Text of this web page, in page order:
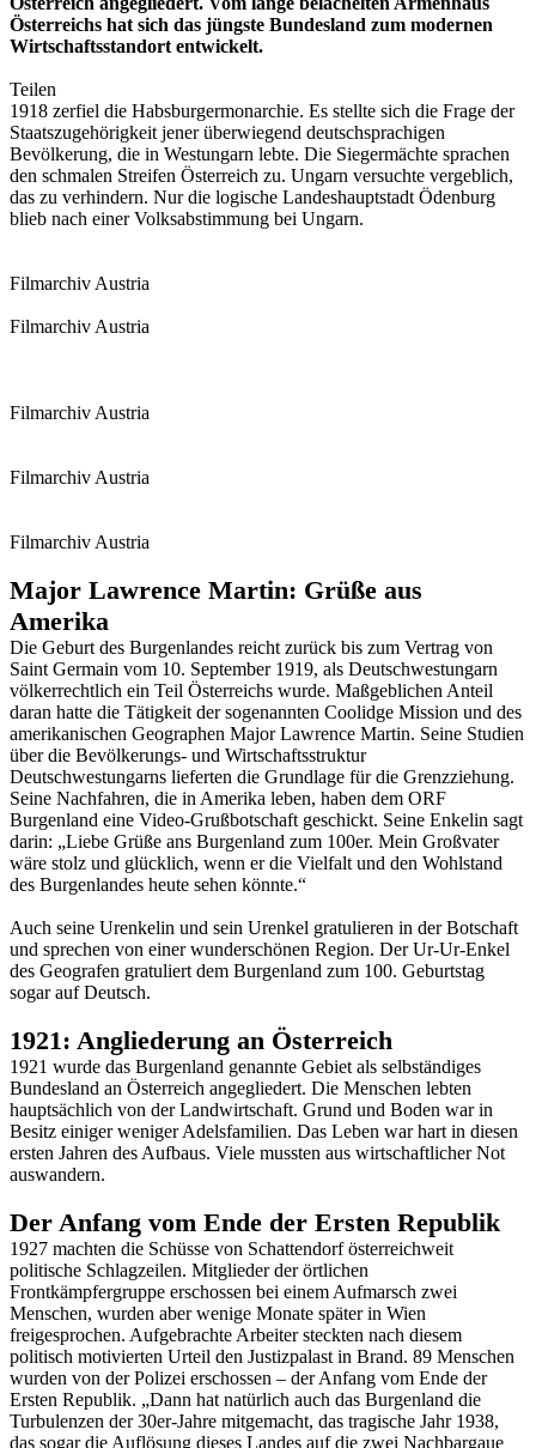
Österreichs hat sich das jüngste Bundesland zum modernen
Wirtschaftsstandort entwickelt.
Teilen
1918 zerfiel die Habsburgermonarchie. Es stellte sich die Frage der
Staatszugehörigkeit jener überwiegend deutschsprachigen
Bevölkerung, die in Westungarn lebte. Die Siegermächte sprachen
den schmalen Streifen Österreich zu. Ungarn versuchte vergeblich,
das zu verhindern. Nur die logische Landeshauptstadt Ödenburg
blieb nach einer Volksabstimmung bei Ungarn.
Filmarchiv Austria
Filmarchiv Austria
Filmarchiv Austria
Filmarchiv Austria
Filmarchiv Austria
Major Lawrence Martin: Grüße aus
Amerika
Die Geburt des Burgenlandes reicht zurück bis zum Vertrag von
Saint Germain vom 10. September 1919, als Deutschwestungarn
völkerrechtlich ein Teil Österreichs wurde. Maßgeblichen Anteil
daran hatte die Tätigkeit der sogenannten Coolidge Mission und des
amerikanischen Geographen Major Lawrence Martin. Seine Studien
über die Bevölkerungs- und Wirtschaftsstruktur
Deutschwestungarns lieferten die Grundlage für die Grenzziehung.
Seine Nachfahren, die in Amerika leben, haben dem ORF
Burgenland eine Video-Grußbotschaft geschickt. Seine Enkelin sagt
darin: „Liebe Grüße ans Burgenland zum 100er. Mein Großvater
wäre stolz und glücklich, wenn er die Vielfalt und den Wohlstand
des Burgenlandes heute sehen könnte.“
Auch seine Urenkelin und sein Urenkel gratulieren in der Botschaft
und sprechen von einer wunderschönen Region. Der Ur-Ur-Enkel
des Geografen gratuliert dem Burgenland zum 100. Geburtstag
sogar auf Deutsch.
1921: Angliederung an Österreich
1921 wurde das Burgenland genannte Gebiet als selbständiges
Bundesland an Österreich angegliedert. Die Menschen lebten
hauptsächlich von der Landwirtschaft. Grund und Boden war in
Besitz einiger weniger Adelsfamilien. Das Leben war hart in diesen
ersten Jahren des Aufbaus. Viele mussten aus wirtschaftlicher Not
auswandern.
Der Anfang vom Ende der Ersten Republik
1927 machten die Schüsse von Schattendorf österreichweit
politische Schlagzeilen. Mitglieder der örtlichen
Frontkämpfergruppe erschossen bei einem Aufmarsch zwei
Menschen, wurden aber wenige Monate später in Wien
freigesprochen. Aufgebrachte Arbeiter steckten nach diesem
politisch motivierten Urteil den Justizpalast in Brand. 89 Menschen
wurden von der Polizei erschossen – der Anfang vom Ende der
Ersten Republik. „Dann hat natürlich auch das Burgenland die
Turbulenzen der 30er-Jahre mitgemacht, das tragische Jahr 1938,
das sogar die Auflösung dieses Landes auf die zwei Nachbargaue